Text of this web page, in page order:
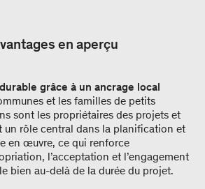
en aperçu
grâce à un ancrage local
et les familles de petits
sont les propriétaires des projets et
un rôle central dans la planification et
en œuvre, ce qui renforce
l’acceptation et l’engagement
bien au-delà de la durée du projet.